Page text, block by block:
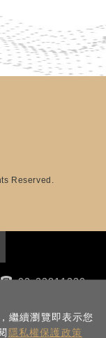
繼續瀏覽即表示您
隱私權保護政策
Reserved.
02-23811230
Jb2wT9K
日公休